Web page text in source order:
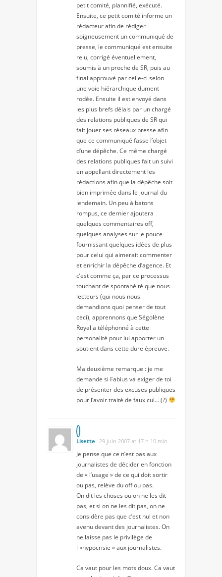
petit comité, plannifié, exécuté.
Ensuite, ce petit comité informe un
rédacteur afin de rédiger
soigneusement un communiqué de
presse, le communiqué est ensuite
relu, corrigé éventuellement,
soumis à un proche de SR, puis au
final approuvé par celle-ci selon
une voie hiérarchique dument
rodée. Ensuite il est envoyé dans
les plus brefs délais par un chargé
des relations publiques de SR qui
fait jouer ses réseaux presse afin
que ce communiqué fasse l’objet
d’une dépêche. Ce même chargé
des relations publiques fait un suivi
en appellant directement les
rédactions afin que la dépêche soit
bien imprimée dans le journal du
lendemain. Un peu à batons
rompus, ce dernier ajoutera
quelques commentaires off,
quelques analyses sur le pouce
fournissant quelques idées de plus
pour celui qui aimerait commenter
et enrichir la dépêche d’agence. Et
c’est comme ça, par ce processus
touchant de spontanéité que nous
lecteurs (qui nous nous
demandions quoi penser de tout
ceci), apprennons que Ségolène
Royal a téléphonné à cette
personalité pour lui apporter un
soutient dans cette dure épreuve.
Ma deuxième remarque : je me
demande si Fabius va exiger de toi
de présenter des excuses publiques
pour l’avoir traité de faux cul… (?)
Lisette 29 juin 2007 at 17 h 10 min
Je pense que ce n’est pas aux
journalistes de décider en fonction
de « l’usage » de ce qui doit sortir
ou pas, relève du off ou pas.
On dit les choses ou on ne les dit
pas, et si on ne les dit pas, on ne
considère pas que c’est nul et non
avenu devant des journalistes. On
ne laisse pas le privilège de
l »hypocrisie » aux journalistes.
Ca vaut pour les mots doux. Ca vaut